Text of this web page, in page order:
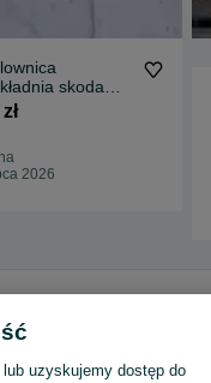
skoda
ii 2 1z0 różne
2026
uzyskujemy dostęp do